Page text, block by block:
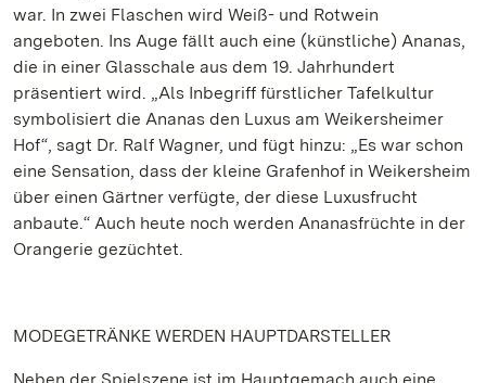
war. In zwei Flaschen wird Weiß- und Rotwein
angeboten. Ins Auge fällt auch eine (künstliche) Ananas,
die in einer Glasschale aus dem 19. Jahrhundert
präsentiert wird. „Als Inbegriff fürstlicher Tafelkultur
symbolisiert die Ananas den Luxus am Weikersheimer
Hof“, sagt Dr. Ralf Wagner, und fügt hinzu: „Es war schon
eine Sensation, dass der kleine Grafenhof in Weikersheim
über einen Gärtner verfügte, der diese Luxusfrucht
anbaute.“ Auch heute noch werden Ananasfrüchte in der
Orangerie gezüchtet.
MODEGETRÄNKE WERDEN HAUPTDARSTELLER